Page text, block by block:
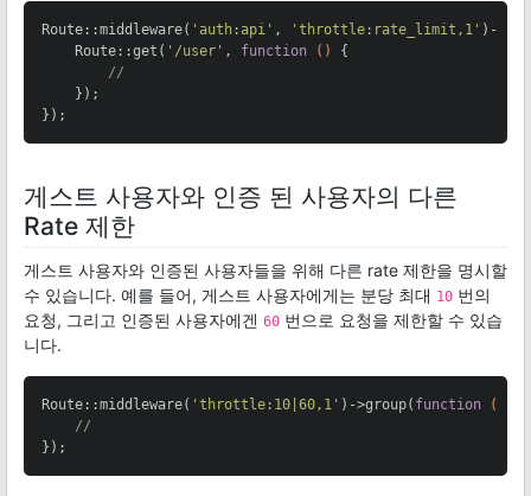
Route::middleware( 'auth:api' , 'throttle:rate_limit,1' )-
    Route::get(
'/user' , function ()
{
//
    });
});
게스트 사용자와 인증 된 사용자의 다른
Rate 제한
게스트 사용자와 인증된 사용자들을 위해 다른 rate 제한을 명시할
수 있습니다. 예를 들어, 게스트 사용자에게는 분당 최대 10 번의
요청, 그리고 인증된 사용자에겐 60 번으로 요청을 제한할 수 있습
니다.
Route::middleware( 'throttle:10|60,1' )->group( function ()
//
});